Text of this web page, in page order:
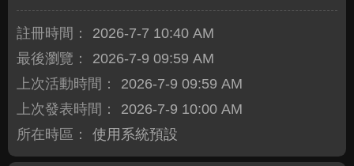
註冊時間：
2026-7-7 10:40 AM
最後瀏覽：
2026-7-9 09:59 AM
上次活動時間：
2026-7-9 09:59 AM
上次發表時間：
2026-7-9 10:00 AM
所在時區：
使用系統預設